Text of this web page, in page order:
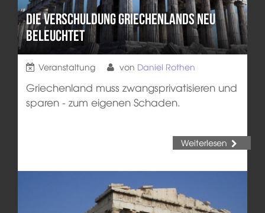
Die Verschuldung Griechenlands neu
beleuchtet
Veranstaltung von Daniel Rothen
Griechenland muss zwangsprivatisieren und
sparen - zum eigenen Schaden.
Weiterlesen